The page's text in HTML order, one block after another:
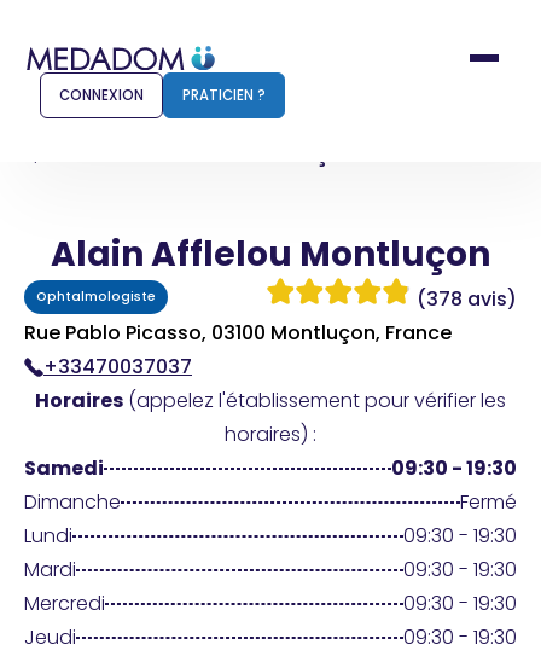
Comment ça marche ?
Pour les patients
Pharmacien
Connexion
Praticien ?
CONNEXION PRATICIEN ?
Alain Afflelou Montluçon
Alain Afflelou Montluçon
Ophtalmologiste
(378 avis)
Rue Pablo Picasso, 03100 Montluçon, France
+33470037037
Horaires (appelez l'établissement pour vérifier les
horaires) :
Samedi
09:30 - 19:30
Dimanche
Fermé
Lundi
09:30 - 19:30
Mardi
09:30 - 19:30
Mercredi
09:30 - 19:30
Jeudi
09:30 - 19:30